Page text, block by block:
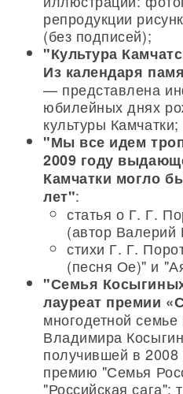
репродукции
(без подписей);
"Культура
Из календаря
— представлена
юбилейных днях
культуры Камчатки;
"Мы все идем
2009 году
Камчатки могло
лет":
статья о Г. Г.
(автор Валерий
стихи Г. Г.
(песня Ое)" и
"Семья
лауреат премии
многодетной семье
Владимира
получившей в
премию "Семья
"Российская сага";